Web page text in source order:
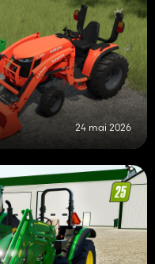
24 mai 2026